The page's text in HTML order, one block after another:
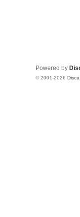
Powered by
© 2001-2026